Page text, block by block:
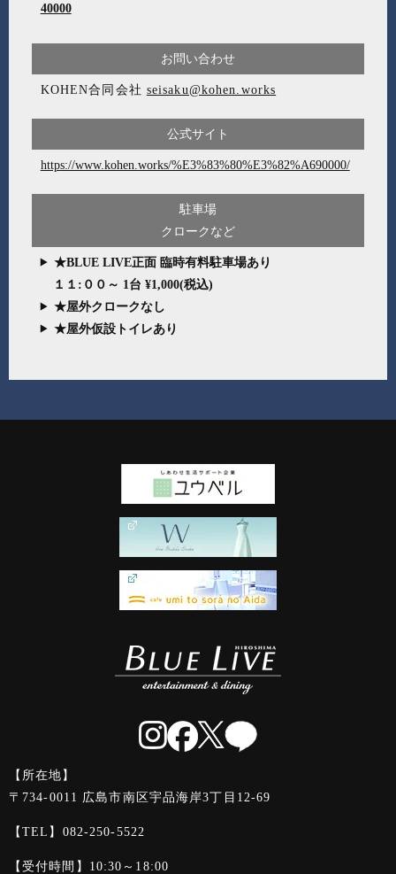
40000
お問い合わせ
KOHEN合同会社 seisaku@kohen.works
公式サイト
https://www.kohen.works/%E3%83%80%E3%82%A690000/
駐車場
クロークなど
★BLUE LIVE正面 臨時有料駐車場あり
１１:００～ 1台 ¥1,000(税込)
★屋外クロークなし
★屋外仮設トイレあり
【所在地】
〒734-0011 広島市南区宇品海岸3丁目12-69
【TEL】 082-250-5522
【受付時間】10:30～18:00